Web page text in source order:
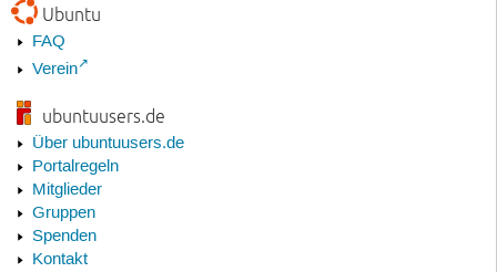
Ubuntu
FAQ
Verein
ubuntuusers.de
Über ubuntuusers.de
Portalregeln
Mitglieder
Gruppen
Spenden
Kontakt